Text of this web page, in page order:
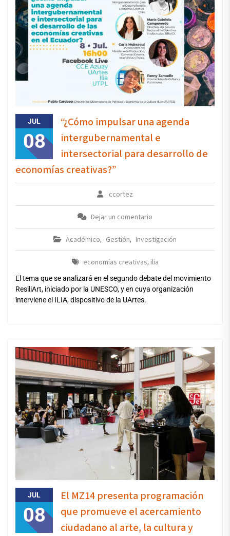
JUL
08
“¿Cómo impulsar una agenda
intergubernamental e
intersectorial para desarrollo de
economías creativas?”
ccortez
Dejar un comentario
Académico, Gestión, Investigación
economías creativas, ilia
El tema que se analizará en el segundo debate del movimiento
ResiliArt, iniciado por la UNESCO, y en cuya organización
interviene el ILIA, dispositivo de la UArtes.
JUL
08
El MZ14 presenta programación
que promueve el acercamiento
ciudadano al arte, la cultura y